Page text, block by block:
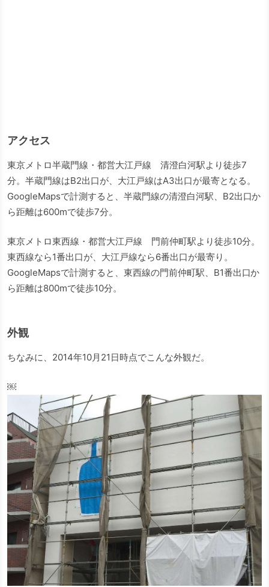
アクセス
東京メトロ半蔵門線・都営大江戸線 清澄白河駅より徒歩7
分。半蔵門線はB2出口が、大江戸線はA3出口が最寄となる。
GoogleMapsで計測すると、半蔵門線の清澄白河駅、B2出口か
ら距離は600mで徒歩7分。
東京メトロ東西線・都営大江戸線 門前仲町駅より徒歩10分。
東西線なら1番出口が、大江戸線なら6番出口が最寄り。
GoogleMapsで計測すると、東西線の門前仲町駅、B1番出口か
ら距離は800mで徒歩10分。
外観
ちなみに、2014年10月21日時点でこんな外観だ。
￼